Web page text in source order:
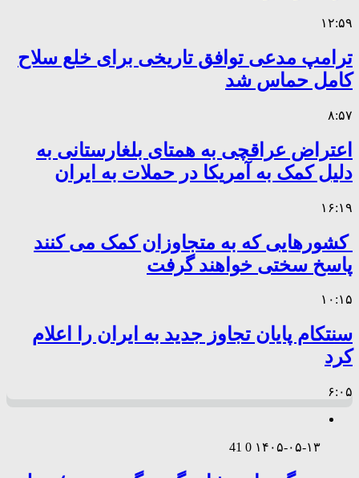
۱۲:۵۹
ترامپ مدعی توافق تاریخی برای خلع سلاح
کامل حماس شد
۸:۵۷
اعتراض عراقچی به همتای بلغارستانی به
دلیل کمک به آمریکا در حملات به ایران
۱۶:۱۹
کشورهایی که به متجاوزان کمک می کنند
پاسخ سختی خواهند گرفت
۱۰:۱۵
سنتکام پایان تجاوز جدید به ایران را اعلام
کرد
۶:۰۵
۱۴۰۵-۰۵-۱۳ 0
41